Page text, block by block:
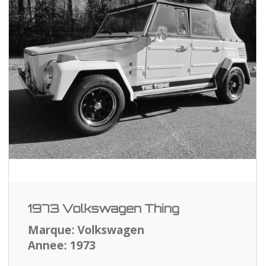
1973 Volkswagen Thing
Marque: Volkswagen
Annee: 1973